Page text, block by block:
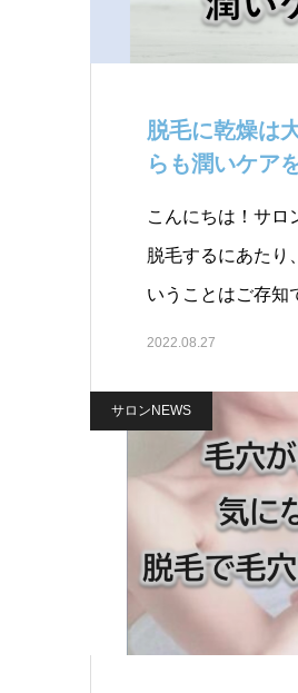
脱毛に乾燥は
らも潤いケアを
こんにちは！サロ
脱毛するにあたり
いうことはご存
2022.08.27
サロンNEWS